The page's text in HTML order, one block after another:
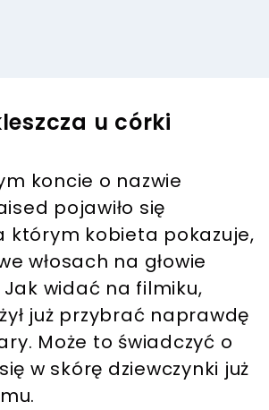
u córki
koncie o nazwie
pojawiło się
którym kobieta pokazuje,
włosach na głowie
widać na filmiku,
już przybrać naprawdę
Może to świadczyć o
w skórę dziewczynki już